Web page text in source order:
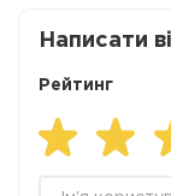
Написати
Рейтинг